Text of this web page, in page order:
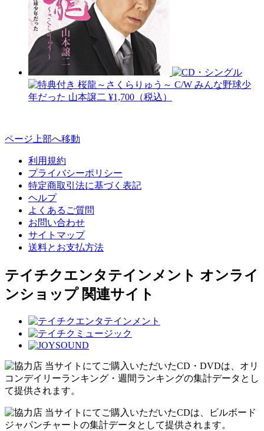
桜龍～さくらりゅう～ C/W みんな野球少
年だった 山本譲二 ¥1,700（税込）
ページ上部へ移動
利用規約
プライバシーポリシー
特定商取引法に基づく表記
ヘルプ
よくあるご質問
お問い合わせ
サイトマップ
送料とお支払方法
テイチクエンタテインメント オンライ
ンショップ 関連サイト
当サイトにてご購入いただいたCD・DVDは、オリ
コンデイリーランキング・週間ランキングの集計データとし
て提供されます。
当サイトにてご購入いただいたCDは、ビルボード
ジャパンチャートの集計データとして提供されます。